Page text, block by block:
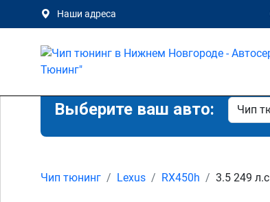
Наши адреса
Выберите ваш авто:
Чип тюнинг Lexus RX450h 3.5 249 л.с